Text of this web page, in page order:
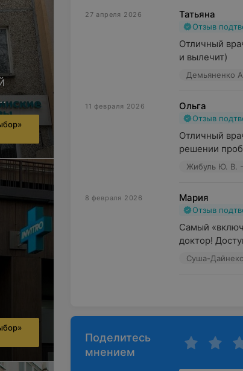
27 апреля 2026 Татьяна
Отзыв
Отличный
и вылечит)
Демьяненко
11 февраля 2026 Ольга
Отзыв
Отличный
решении
Жибуль Ю. В.
8 февраля 2026 Мария
Отзыв
Самый
доктор!
Суша-
Поделитесь
мнением